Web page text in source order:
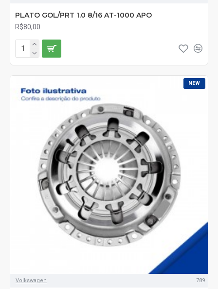
PLATO GOL/PRT 1.0 8/16 AT-1000 APO
R$80,00
NEW
Volkswagen 789